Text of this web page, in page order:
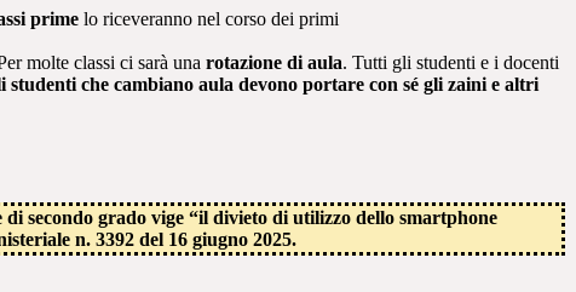
prime lo riceveranno nel corso dei primi
molte classi ci sarà una rotazione di aula. Tutti gli studenti e i docenti
che cambiano aula devono portare con sé gli zaini e altri
di secondo grado vige “il divieto di utilizzo dello smartphone
n. 3392 del 16 giugno 2025.